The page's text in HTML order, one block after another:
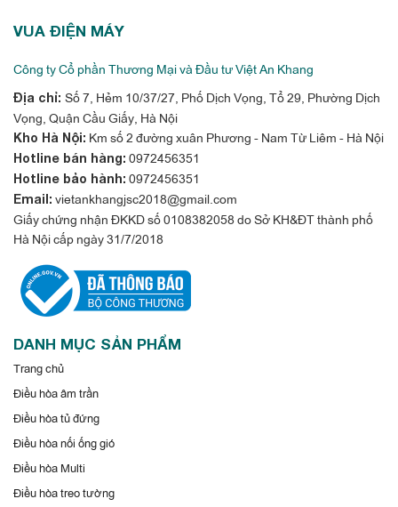
doanh, tối ưu hiệu quả giao diện hiển thị đúng như ý muốn
Bảng tương tác Samsung Flip 65 inch
WM65R điều hướng nhanh chóng và an
Với tính năng cho phép truy cập đồng thời lên đến 20 trang
văn bản trong
cả như thế, hệ thống an ninh tăng cường giúp lưu trữ và bảo
vệ an toàn cho những nội dung quan trọng của doanh nghiệp
VUA ĐIỆN MÁY
Công ty Cổ phần Thương Mại và Đầu tư Việt An Khang
Địa chỉ: Số 7, Hẻm 10/37/27, Phố Dịch Vọng, Tổ 29, Phường Dịch
Vọng, Quận Cầu Giấy, Hà Nội
Kho Hà Nội: Km số 2 đường xuân Phương - Nam Từ Liêm - Hà Nội
Hotline bán hàng: 0972456351
Hotline bảo hành: 0972456351
Email: vietankhangjsc2018@gmail.com
Giấy chứng nhận ĐKKD số 0108382058 do Sở KH&ĐT thành phố
Hà Nội cấp ngày 31/7/2018
DANH MỤC SẢN PHẨM
Trang chủ
Điều hòa âm trần
Điều hòa tủ đứng
Điều hòa nối ống gió
Điều hòa Multi
Điều hòa treo tường